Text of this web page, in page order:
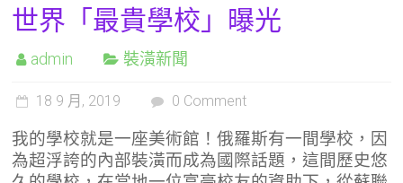
世界「最貴學校」曝光
admin 裝潢新聞
18 9 月, 2019 0 Comment
我的學校就是一座美術館！俄羅斯有一間學校，因
為超浮誇的內部裝潢而成為國際話題，這間歷史悠